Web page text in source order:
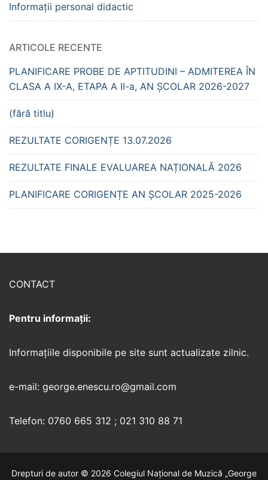
Informații personal didactic
ARTICOLE RECENTE
PLANIFICARE PROBE DE APTITUDINI – ADMITEREA ÎN
CLASA A IX-A, ETAPA A II-a, AN ȘCOLAR 2026-2027
(fără titlu)
REZULTATE CORIGENȚE 13.07.2026
REZULTATE FINALE EVALUAREA NAȚIONALĂ 2026
PLANIFICARE CORIGENȚE AN ȘCOLAR 2025-2026
CONTACT
Pentru informații:
Informaţiile disponibile pe site sunt actualizate zilnic.
e-mail: george.enescu.ro@gmail.com
Telefon: 0760 665 312 ; 021 310 88 71
Drepturi de autor © 2026 Colegiul Național de Muzică „George